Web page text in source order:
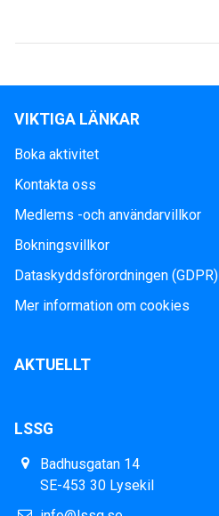
VIKTIGA LÄNKAR
Boka aktivitet
Kontakta oss
Medlems -och användarvillkor
Bokningsvillkor
Dataskyddsförordningen (GDPR)
Mer information om cookies
AKTUELLT
LSSG
Badhusgatan 14
SE-453 30 Lysekil